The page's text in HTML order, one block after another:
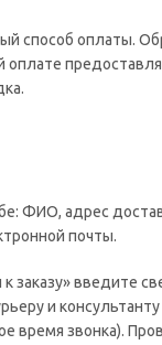
способ оплаты.
оплате
ФИО, адрес
почты.
заказу» введите
и
время звонка).